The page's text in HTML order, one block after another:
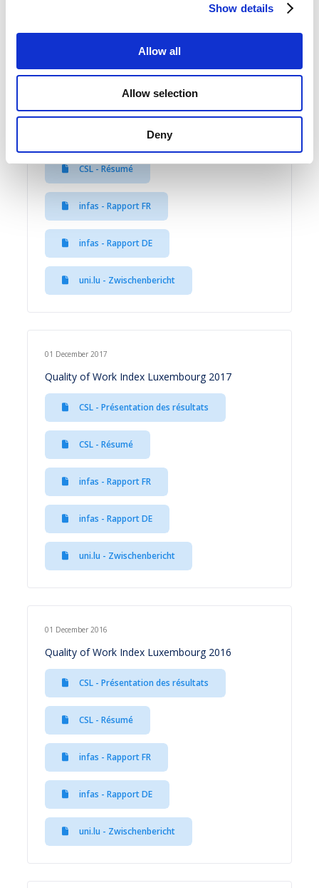
Show details
Allow all
Allow selection
Deny
01 December 2018
Quality of Work Index Luxembourg 2018
CSL - Présentation des résultats
CSL - Résumé
infas - Rapport FR
infas - Rapport DE
uni.lu - Zwischenbericht
01 December 2017
Quality of Work Index Luxembourg 2017
CSL - Présentation des résultats
CSL - Résumé
infas - Rapport FR
infas - Rapport DE
uni.lu - Zwischenbericht
01 December 2016
Quality of Work Index Luxembourg 2016
CSL - Présentation des résultats
CSL - Résumé
infas - Rapport FR
infas - Rapport DE
uni.lu - Zwischenbericht